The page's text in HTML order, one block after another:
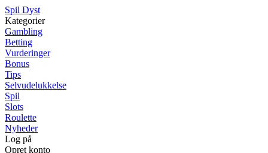
Spil Dyst
Kategorier
Gambling
Betting
Vurderinger
Bonus
Tips
Selvudelukkelse
Spil
Slots
Roulette
Nyheder
Log på
Opret konto